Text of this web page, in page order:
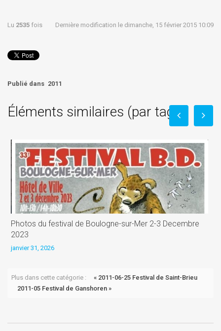
Lu 2535 fois Dernière modification le dimanche, 15 février 2015 10:09
Publié dans 2011
Éléments similaires (par tag)
Photos du festival de Boulogne-sur-Mer 2-3 Decembre
2023
janvier 31, 2026
Plus dans cette catégorie :
« 2011-06-25 Festival de Saint-Brieu
2011-05 Festival de Ganshoren »